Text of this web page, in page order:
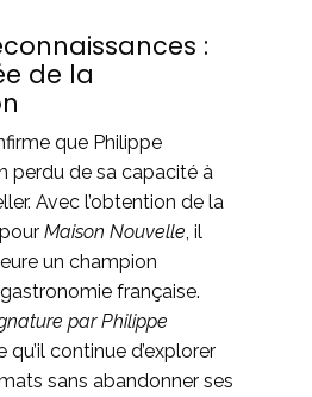
:
de la
que Philippe
perdu de sa capacité à
Avec l’obtention de la
Maison Nouvelle, il
un champion
française.
par Philippe
qu’il continue d’explorer
sans abandonner ses